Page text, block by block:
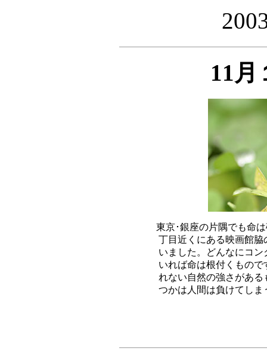
11月
東京･銀座の片隅でも命
丁目近くにある映画館
いました。どんなにコ
いれば命は根付くもの
れない自然の強さがあ